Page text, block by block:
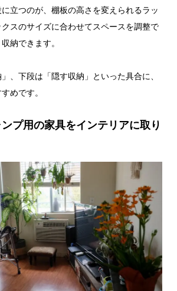
立つのが、棚板の高さを変えられるラッ
スのサイズに合わせてスペースを調整で
納できます。
、下段は「隠す収納」といった具合に、
めです。
プ用の家具をインテリアに取り